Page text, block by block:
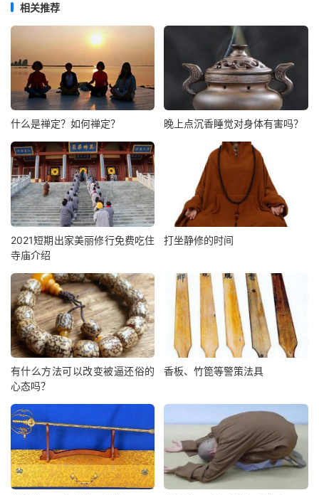
相关推荐
什么是禅定？如何禅定？ 晚上点沉香睡觉对身体有害吗？
2021短期出家美丽修行免费吃住
寺庙介绍
打坐静修的时间
有什么方法可以改变被逼还俗的
心态吗？
香板、竹箆等警策法具